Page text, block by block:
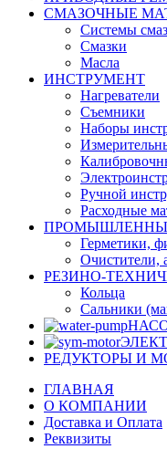
СМАЗОЧНЫЕ
Системы
Смазки
Масла
ИНСТРУМЕНТ
Нагреватели
Съемники
Наборы
Ручной
Расходные
Герметики,
Очистители,
РЕЗИНО-
Кольца
Сальники
РЕДУКТОРЫ И
ГЛАВНАЯ
О КОМПАНИИ
Доставка и Оплата
Реквизиты